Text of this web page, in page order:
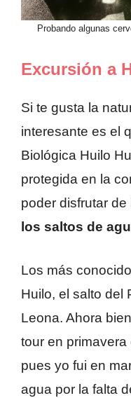
Probando algunas
Excursión a
Si te gusta la
interesante es el
Biológica Huilo
protegida en la
poder disfrutar de
los saltos de
Los más
Huilo, el salto del
Leona. Ahora
tour en
pues yo fui en
agua por la falta